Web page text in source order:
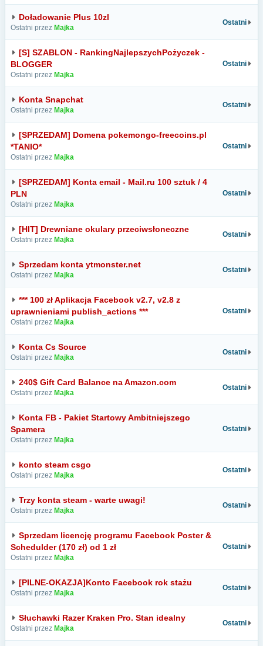
Doładowanie Plus 10zl
Ostatni przez Majka
Ostatni
[S] SZABLON - RankingNajlepszychPożyczek -
BLOGGER
Ostatni przez Majka
Ostatni
Konta Snapchat
Ostatni przez Majka
Ostatni
[SPRZEDAM] Domena pokemongo-freecoins.pl
*TANIO*
Ostatni przez Majka
Ostatni
[SPRZEDAM] Konta email - Mail.ru 100 sztuk / 4
PLN
Ostatni przez Majka
Ostatni
[HIT] Drewniane okulary przeciwsłoneczne
Ostatni przez Majka
Ostatni
Sprzedam konta ytmonster.net
Ostatni przez Majka
Ostatni
*** 100 zł Aplikacja Facebook v2.7, v2.8 z
uprawnieniami publish_actions ***
Ostatni przez Majka
Ostatni
Konta Cs Source
Ostatni przez Majka
Ostatni
240$ Gift Card Balance na Amazon.com
Ostatni przez Majka
Ostatni
Konta FB - Pakiet Startowy Ambitniejszego
Spamera
Ostatni przez Majka
Ostatni
konto steam csgo
Ostatni przez Majka
Ostatni
Trzy konta steam - warte uwagi!
Ostatni przez Majka
Ostatni
Sprzedam licencję programu Facebook Poster &
Schedulder (170 zł) od 1 zł
Ostatni przez Majka
Ostatni
[PILNE-OKAZJA]Konto Facebook rok stażu
Ostatni przez Majka
Ostatni
Słuchawki Razer Kraken Pro. Stan idealny
Ostatni przez Majka
Ostatni